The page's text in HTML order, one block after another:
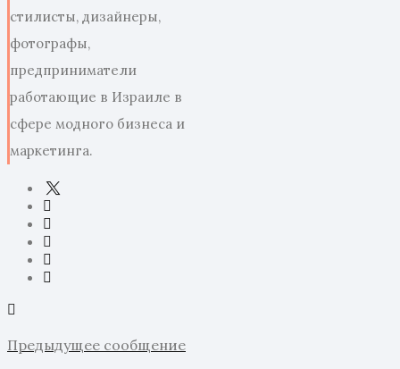
стилисты, дизайнеры,
фотографы,
предприниматели
работающие в Израиле в
сфере модного бизнеса и
маркетинга.
Предыдущее сообщение